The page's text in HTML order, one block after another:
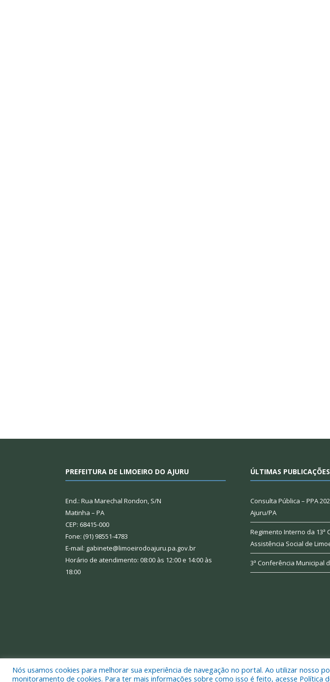
PREFEITURA DE LIMOEIRO DO AJURU
End.: Rua Marechal Rondon, S/N
Matinha – PA
CEP: 68415-000
Fone: (91) 98551-4783
E-mail: gabinete@limoeirodoajuru.pa.gov.br
Horário de atendimento: 08:00 às 12:00 e 14:00 às
18:00
ÚLTIMAS PUBLICAÇÕES
Consulta Pública – PPA
Ajuru/PA
Regimento Interno da 13ª
Assistência Social de
3ª Conferência Municipal
Todos os direitos reservados a Prefeitura Municipal de Limoeiro do Ajuru.
Nós usamos cookies para melhorar sua experiência de navegação no portal. Ao utilizar nosso
monitoramento de cookies. Para ter mais informações sobre como isso é feito, acesse Política